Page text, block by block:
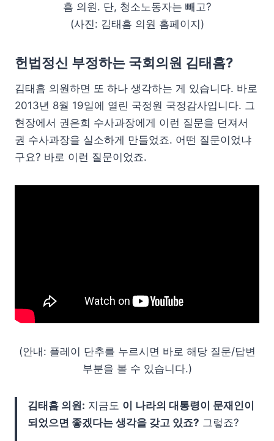
흠 의원. 단, 청소노동자는 빼고?
(사진: 김태흠 의원 홈페이지)
헌법정신 부정하는 국회의원 김태흠?
김태흠 의원하면 또 하나 생각하는 게 있습니다. 바로
2013년 8월 19일에 열린 국정원 국정감사입니다. 그
현장에서 권은희 수사과장에게 이런 질문을 던져서
권 수사과장을 실소하게 만들었죠. 어떤 질문이었냐
구요? 바로 이런 질문이었죠.
(안내: 플레이 단추를 누르시면 바로 해당 질문/답변
부분을 볼 수 있습니다.)
김태흠 의원: 지금도 이 나라의 대통령이 문재인이
되었으면 좋겠다는 생각을 갖고 있죠? 그렇죠?